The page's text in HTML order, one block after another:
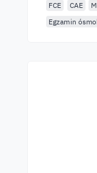
FCE CAE
Egzamin